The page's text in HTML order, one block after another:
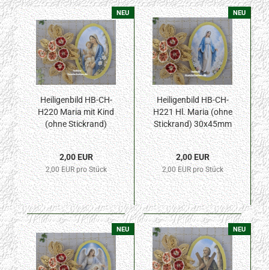
NEU
Heiligenbild HB-CH-
H220 Maria mit Kind
(ohne Stickrand)
30x45mm
2,00 EUR
2,00 EUR pro Stück
NEU
Heiligenbild HB-CH-
H221 Hl. Maria (ohne
Stickrand) 30x45mm
2,00 EUR
2,00 EUR pro Stück
NEU NEU